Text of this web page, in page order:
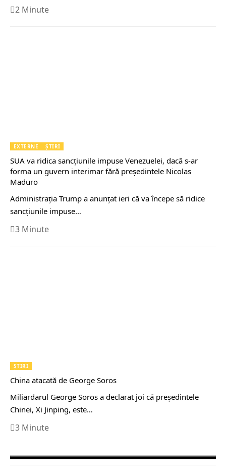
2 Minute
EXTERNE ȘTIRI
SUA va ridica sancțiunile impuse Venezuelei, dacă s-ar
forma un guvern interimar fără președintele Nicolas
Maduro
Administraţia Trump a anunţat ieri că va începe să ridice
sancţiunile impuse…
3 Minute
ȘTIRI
China atacată de George Soros
Miliardarul George Soros a declarat joi că președintele
Chinei, Xi Jinping, este…
3 Minute